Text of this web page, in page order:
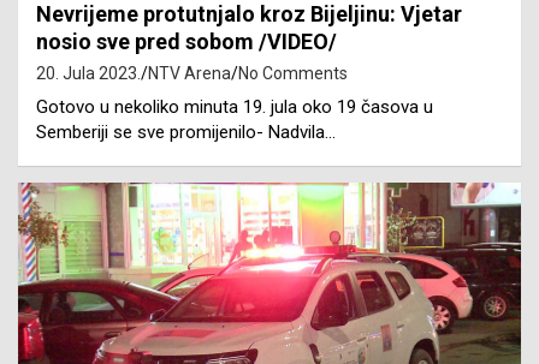
Nevrijeme protutnjalo kroz Bijeljinu: Vjetar
nosio sve pred sobom /VIDEO/
20. Jula 2023. NTV Arena No Comments
Gotovo u nekoliko minuta 19. jula oko 19 časova u
Semberiji se sve promijenilo- Nadvila…